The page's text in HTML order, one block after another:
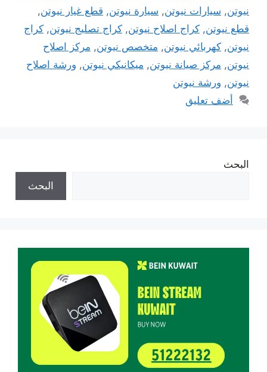
نيوتن, سيارات نيوتن, سيارة نيوتن, قطع غيار نيوتن,
قطع نيوتن, كراج اصلاح نيوتن, كراج تصليج نيوتن, كراج
نيوتن, كهربائي نيوتن, متخصص نيوتن, مركز اصلاح
نيوتن, مركز صيانة نيوتن, ميكانيكي نيوتن, ورشة اصلاح
نيوتن, ورشة نيوتن
أضف تعليق
البحث
البحث